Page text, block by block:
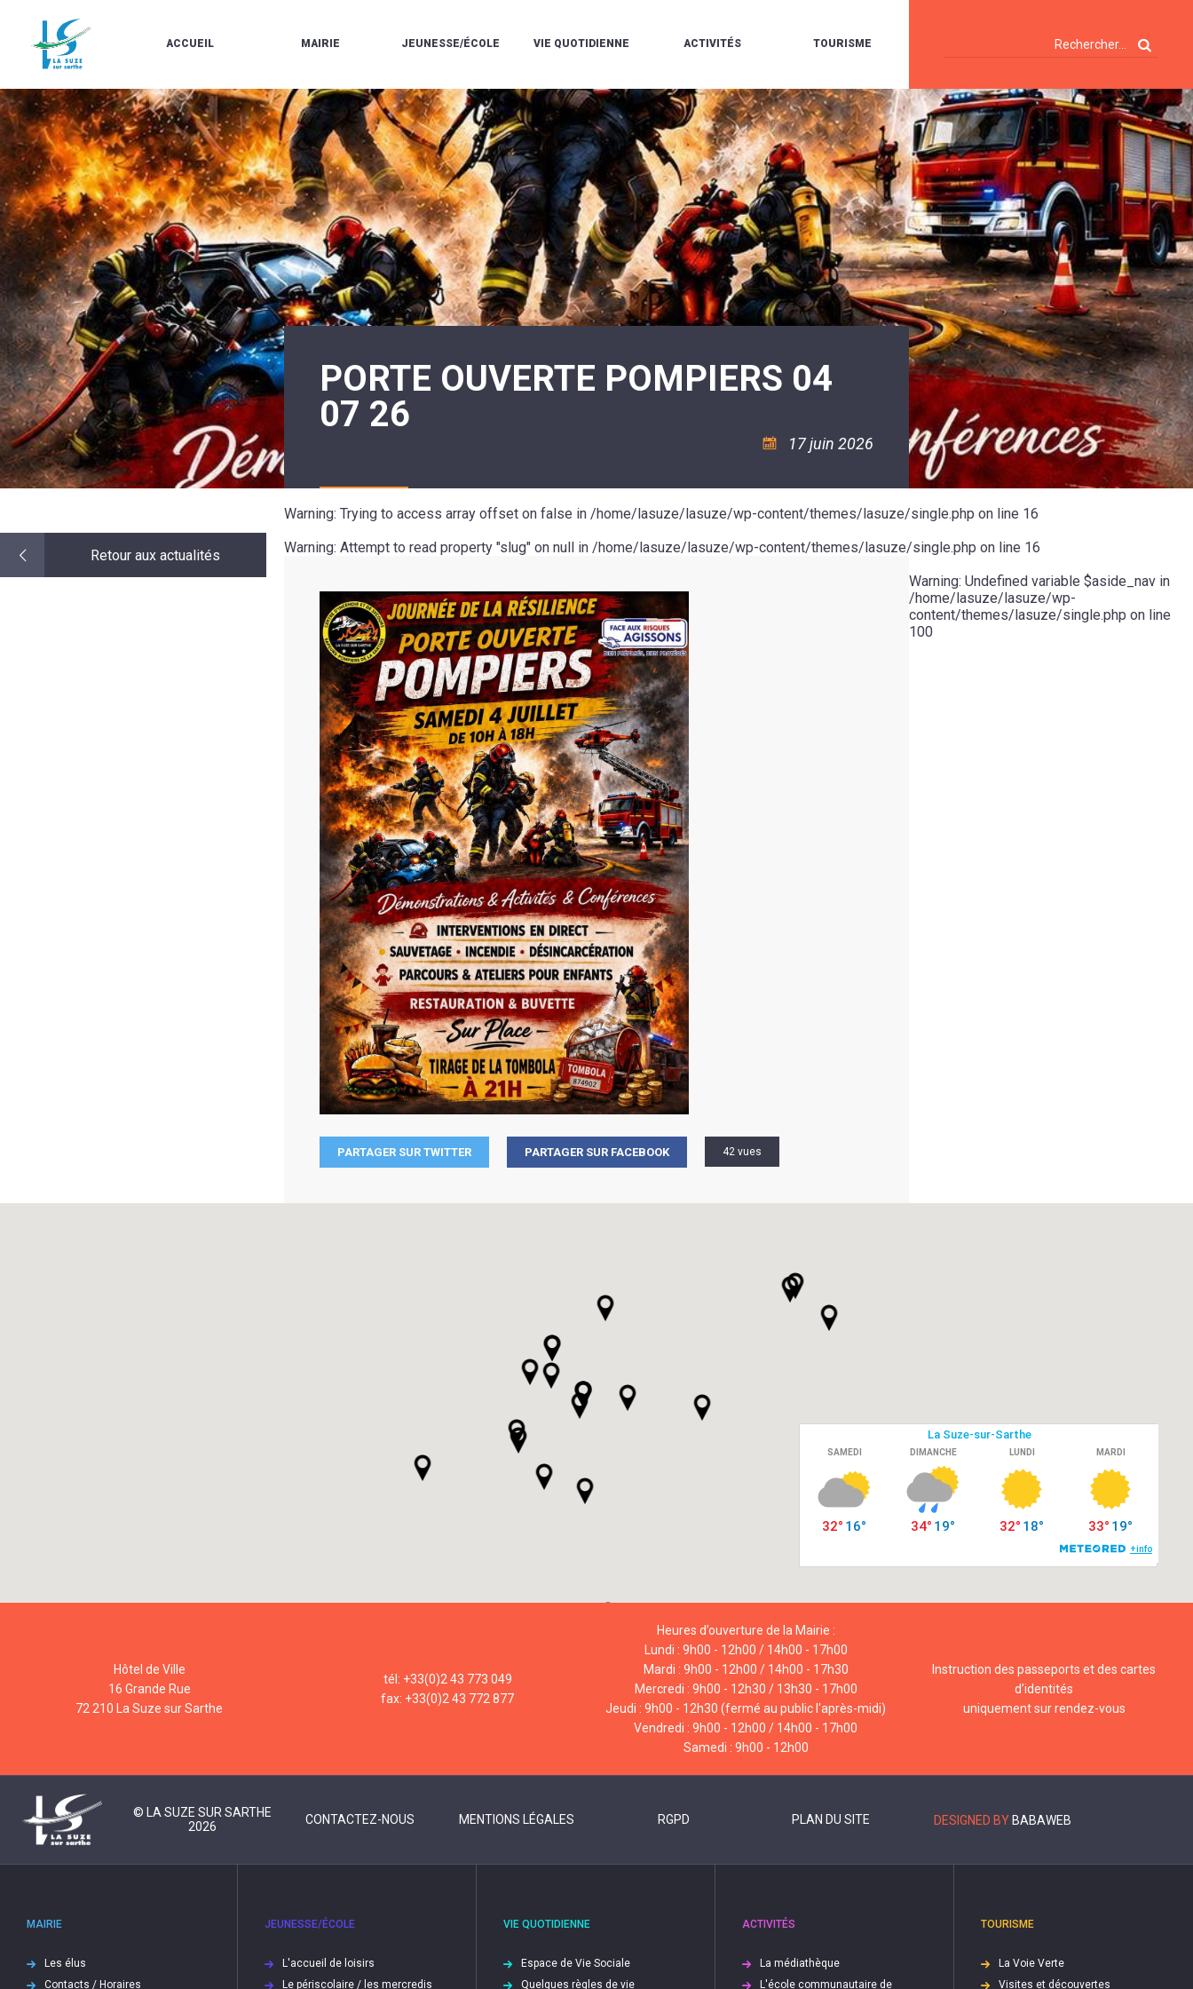
ACCUEIL
LE
MARCHÉ
À
PROPOS
DE
LA
SUZE
BULLETINS
EN
LIGNE
AGENDA
SUZE
AU
DÉBUT
DU
20ÈME
SIÈCLE
MAIRIE
LES
ÉLUS
CONTACTS
/
HORAIRES
URBANISME/PLU
EN
LIGNE
CARTES
D'IDENTITÉ-
PASSEPORTS
LE
CMJ
RÉUNIONS
DU
CONSEIL
MUNICIPAL
ARRÊTÉS
ET
DÉCISIONS
DU
MAIRE
LA
MINORITÉ
JEUNESSE/ÉCOLE
L'ACCUEIL
DE
LOISIRS
LE
PÉRISCOLAIRE
LES
MERCREDIS
RÉCRÉATIFS
LE
RESTAURANT
SCOLAIRE
LES
ÉCOLES
/
LE
COLLÈGE
ESPACE
18
ASSOCIATION
LA
VIE QUOTIDIENNE
ESPACE
DE
VIE
SOCIALE
QUELQUES
RÈGLES
DE
VIE
ENVIRONNEMENT
L'EAU
ET
L'ASSAINISSEMENT
LA
RÉSIDENCE
AUTONOMIE
LE
POLICE
MUNICIPALE
ACTIVITÉS
LA
MÉDIATHÈQUE
L'ÉCOLE
COMMUNAUTAIRE
DE
MUSIQUE
L'ÉCOLE
COMMUNAUTAIRE
DE
DANSE
LA
PISCINE
COMMUNAUTAIRE
ASSOCIATIONS
TOURISME
LA
VOIE
VERTE
VISITES
ET
DÉCOUVERTES
LES
RANDONNÉES
LE
CAMPING
POUR
CAMPING-
CARS
TENTES
ET
CARAVANES
LA
HALTE
LA
Retour aux actualités
Warning: Trying to access array offset on false in /home/lasuze/lasuze/wp-content/themes/lasuze/single.php on line 16
Warning: Attempt to read property "slug" on null in /home/lasuze/lasuze/wp-content/themes/lasuze/single.php on line 16
PORTE OUVERTE POMPIERS 04
07 26
17 juin 2026
PARTAGER SUR TWITTER PARTAGER SUR FACEBOOK 42 vues
Warning: Undefined variable $aside_nav in
/home/lasuze/lasuze/wp-
content/themes/lasuze/single.php on line
100
Hôtel de Ville
16 Grande Rue
72 210 La Suze sur Sarthe
tél: +33(0)2 43 773 049
fax: +33(0)2 43 772 877
Heures d’ouverture de la Mairie :
Lundi : 9h00 - 12h00 / 14h00 - 17h00
Mardi : 9h00 - 12h00 / 14h00 - 17h30
Mercredi : 9h00 - 12h30 / 13h30 - 17h00
Jeudi : 9h00 - 12h30 (fermé au public l'après-midi)
Vendredi : 9h00 - 12h00 / 14h00 - 17h00
Samedi : 9h00 - 12h00
Instruction des passeports et des cartes
d’identités
uniquement sur rendez-vous
© LA SUZE SUR SARTHE
2026
CONTACTEZ-NOUS MENTIONS LÉGALES RGPD PLAN DU SITE DESIGNED BY BABAWEB
MAIRIE
Les élus
Contacts / Horaires
JEUNESSE/ÉCOLE
L'accueil de loisirs
Le périscolaire / les mercredis
VIE QUOTIDIENNE
Espace de Vie Sociale
Quelques règles de vie
ACTIVITÉS
La médiathèque
L'école communautaire de
TOURISME
La Voie Verte
Visites et découvertes